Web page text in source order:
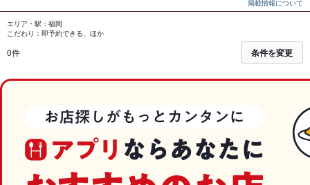
掲載情報について
エリア・駅：福岡
こだわり：即予約できる、ほか
0件 条件を変更